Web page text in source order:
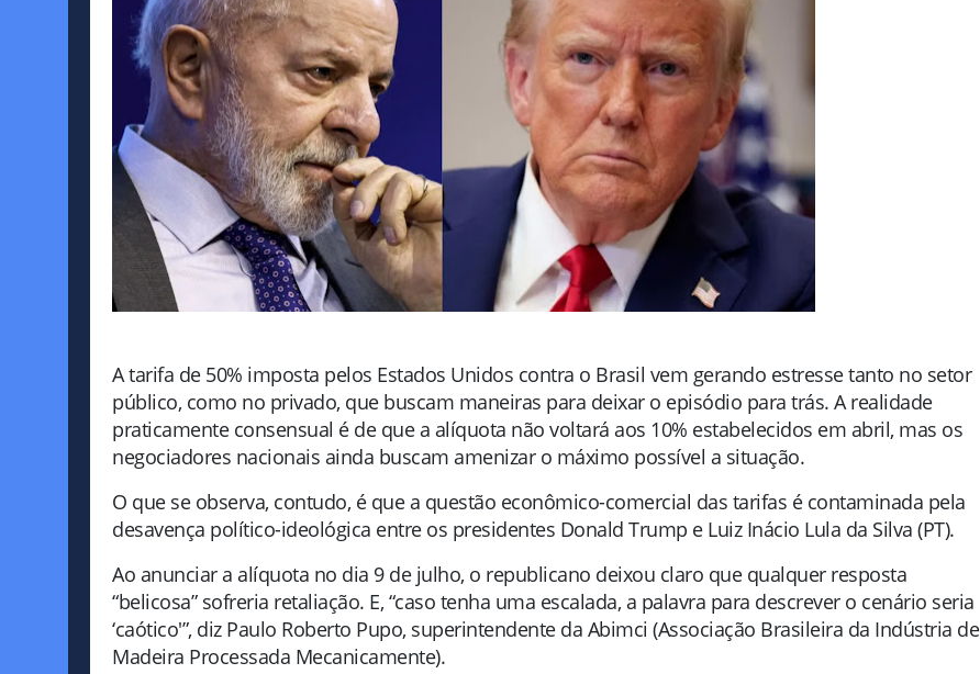
A tarifa de 50% imposta pelos Estados Unidos contra o Brasil vem gerando estresse tanto no setor
público, como no privado, que buscam maneiras para deixar o episódio para trás. A realidade
praticamente consensual é de que a alíquota não voltará aos 10% estabelecidos em abril, mas os
negociadores nacionais ainda buscam amenizar o máximo possível a situação.
O que se observa, contudo, é que a questão econômico-comercial das tarifas é contaminada pela
desavença político-ideológica entre os presidentes Donald Trump e Luiz Inácio Lula da Silva (PT).
Ao anunciar a alíquota no dia 9 de julho, o republicano deixou claro que qualquer resposta
“belicosa” sofreria retaliação. E, “caso tenha uma escalada, a palavra para descrever o cenário seria
‘caótico'”, diz Paulo Roberto Pupo, superintendente da Abimci (Associação Brasileira da Indústria de
Madeira Processada Mecanicamente).